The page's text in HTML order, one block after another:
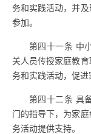
务和实践活动，并
参加。
第四十一条 中
关人员传授家庭教
务和实践活动，促进
第四十二条 具
门的指导下，为家
务活动提供支持。